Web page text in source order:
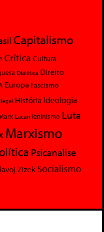
Capitalismo
Crítica Cultura
Dialética Direito
Europa Fascismo
História Ideologia
Lacan leninismo Luta
Marxismo
Psicanalise
Zizek Socialismo